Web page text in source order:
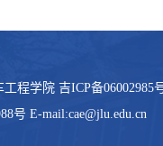
程学院 吉ICP备06002985
号 E-mail:cae@jlu.edu.cn